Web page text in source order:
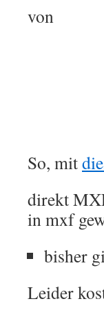
von
So, mit
direkt
in mxf
bisher
Leider